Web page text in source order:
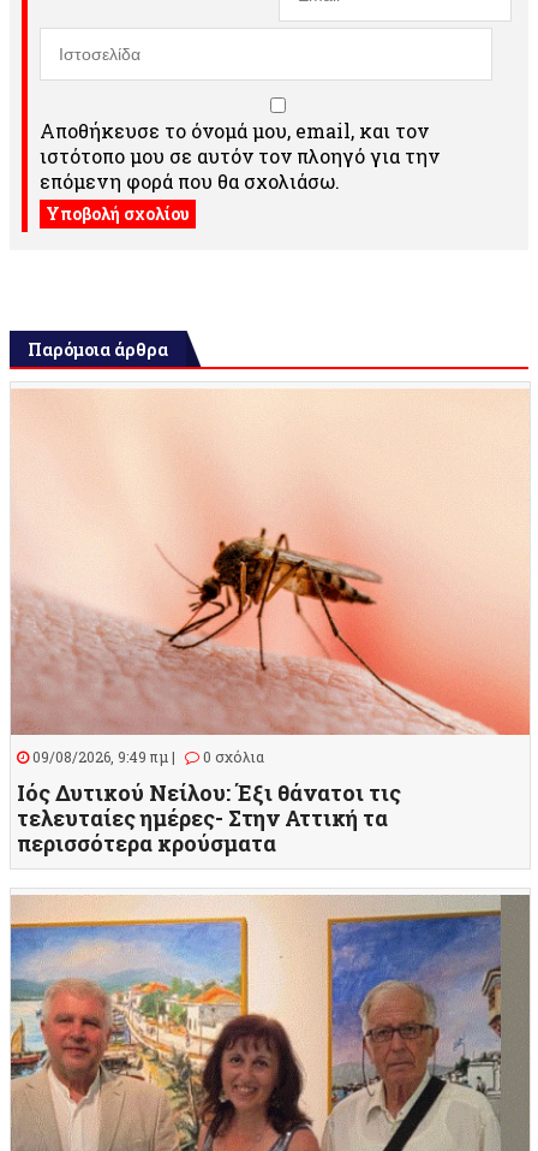
Αποθήκευσε το όνομά μου, email, και τον
ιστότοπο μου σε αυτόν τον πλοηγό για την
επόμενη φορά που θα σχολιάσω.
Παρόμοια άρθρα
09/08/2026, 9:49 πμ | 0 σχόλια
Ιός Δυτικού Νείλου: Έξι θάνατοι τις
τελευταίες ημέρες- Στην Αττική τα
περισσότερα κρούσματα